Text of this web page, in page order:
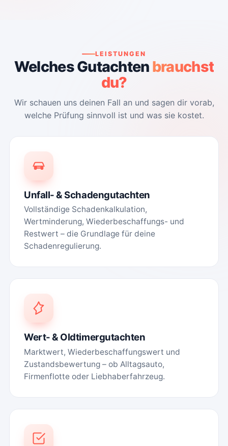
LEISTUNGEN
Welches Gutachten brauchst
du?
Wir schauen uns deinen Fall an und sagen dir vorab,
welche Prüfung sinnvoll ist und was sie kostet.
Unfall- & Schadengutachten
Vollständige Schadenkalkulation,
Wertminderung, Wiederbeschaffungs- und
Restwert – die Grundlage für deine
Schadenregulierung.
Wert- & Oldtimergutachten
Marktwert, Wiederbeschaffungswert und
Zustandsbewertung – ob Alltagsauto,
Firmenflotte oder Liebhaberfahrzeug.